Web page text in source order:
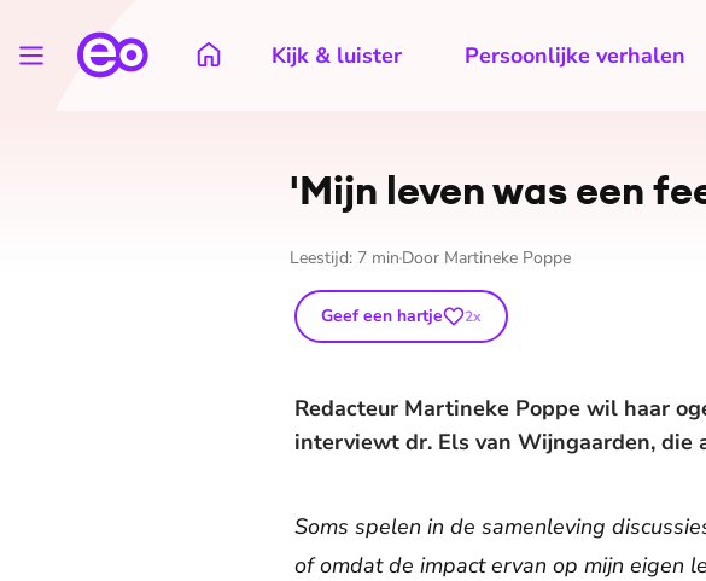
Kijk & luister Persoonlijke verhalen
'Mijn leven was een
Leestijd: 7 min Door Martineke Poppe
Geef een hartje 2x
Redacteur Martineke Poppe wil haar
interviewt dr. Els van Wijngaarden, die
Soms spelen in de samenleving
of omdat de impact ervan op mijn eigen